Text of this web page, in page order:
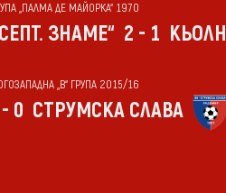
„ПАЛМА ДЕ МАЙОРКА“ 1970
ЗНАМЕ“ 2 - 1 КЬОЛН
„В“ ГРУПА 2015/16
0 СТРУМСКА СЛАВА